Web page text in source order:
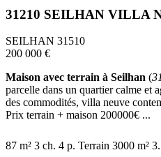
31210 SEILHAN VILLA
SEILHAN 31510
200 000 €
Maison avec terrain à Seilhan (
parcelle dans un quartier calme et
des commodités, villa neuve
Prix terrain + maison 200000€ ...
87 m² 3 ch. 4 p. Terrain 3000 m²